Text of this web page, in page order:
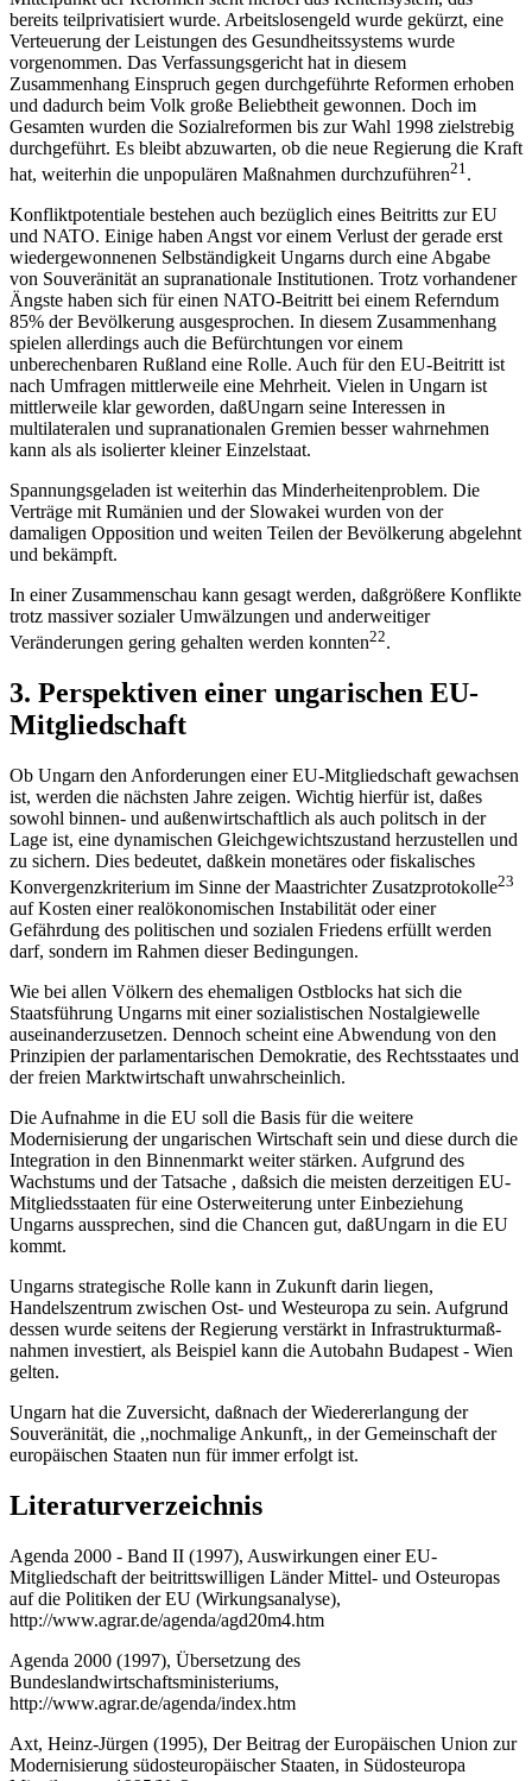
bereits teilprivatisiert wurde. Arbeitslosengeld wurde gekürzt, eine
Verteuerung der Leistungen des Gesundheitssystems wurde
vorgenommen. Das Verfassungsgericht hat in diesem
Zusammenhang Einspruch gegen durchgeführte Reformen erhoben
und dadurch beim Volk große Beliebtheit gewonnen. Doch im
Gesamten wurden die Sozialreformen bis zur Wahl 1998 zielstrebig
durchgeführt. Es bleibt abzuwarten, ob die neue Regierung die Kraft
hat, weiterhin die unpopulären Maßnahmen durchzuführen21 .
Konfliktpotentiale bestehen auch bezüglich eines Beitritts zur EU
und NATO. Einige haben Angst vor einem Verlust der gerade erst
wiedergewonnenen Selbständigkeit Ungarns durch eine Abgabe
von Souveränität an supranationale Institutionen. Trotz vorhandener
Ängste haben sich für einen NATO-Beitritt bei einem Referndum
85% der Bevölkerung ausgesprochen. In diesem Zusammenhang
spielen allerdings auch die Befürchtungen vor einem
unberechenbaren Rußland eine Rolle. Auch für den EU-Beitritt ist
nach Umfragen mittlerweile eine Mehrheit. Vielen in Ungarn ist
mittlerweile klar geworden, daßUngarn seine Interessen in
multilateralen und supranationalen Gremien besser wahrnehmen
kann als als isolierter kleiner Einzelstaat.
Spannungsgeladen ist weiterhin das Minderheitenproblem. Die
Verträge mit Rumänien und der Slowakei wurden von der
damaligen Opposition und weiten Teilen der Bevölkerung abgelehnt
und bekämpft.
In einer Zusammenschau kann gesagt werden, daßgrößere Konflikte
trotz massiver sozialer Umwälzungen und anderweitiger
Veränderungen gering gehalten werden konnten22.
3. Perspektiven einer ungarischen EU-
Mitgliedschaft
Ob Ungarn den Anforderungen einer EU-Mitgliedschaft gewachsen
ist, werden die nächsten Jahre zeigen. Wichtig hierfür ist, daßes
sowohl binnen- und außenwirtschaftlich als auch politsch in der
Lage ist, eine dynamischen Gleichgewichtszustand herzustellen und
zu sichern. Dies bedeutet, daßkein monetäres oder fiskalisches
Konvergenzkriterium im Sinne der Maastrichter Zusatzprotokolle23
auf Kosten einer realökonomischen Instabilität oder einer
Gefährdung des politischen und sozialen Friedens erfüllt werden
darf, sondern im Rahmen dieser Bedingungen.
Wie bei allen Völkern des ehemaligen Ostblocks hat sich die
Staatsführung Ungarns mit einer sozialistischen Nostalgiewelle
auseinanderzusetzen. Dennoch scheint eine Abwendung von den
Prinzipien der parlamentarischen Demokratie, des Rechtsstaates und
der freien Marktwirtschaft unwahrscheinlich.
Die Aufnahme in die EU soll die Basis für die weitere
Modernisierung der ungarischen Wirtschaft sein und diese durch die
Integration in den Binnenmarkt weiter stärken. Aufgrund des
Wachstums und der Tatsache , daßsich die meisten derzeitigen EU-
Mitgliedsstaaten für eine Osterweiterung unter Einbeziehung
Ungarns aussprechen, sind die Chancen gut, daßUngarn in die EU
kommt.
Ungarns strategische Rolle kann in Zukunft darin liegen,
Handelszentrum zwischen Ost- und Westeuropa zu sein. Aufgrund
dessen wurde seitens der Regierung verstärkt in Infrastrukturmaß-
nahmen investiert, als Beispiel kann die Autobahn Budapest - Wien
gelten.
Ungarn hat die Zuversicht, daßnach der Wiedererlangung der
Souveränität, die ,,nochmalige Ankunft,, in der Gemeinschaft der
europäischen Staaten nun für immer erfolgt ist.
Literaturverzeichnis
Agenda 2000 - Band II (1997), Auswirkungen einer EU-
Mitgliedschaft der beitrittswilligen Länder Mittel- und Osteuropas
auf die Politiken der EU (Wirkungsanalyse),
http://www.agrar.de/agenda/agd20m4.htm
Agenda 2000 (1997), Übersetzung des
Bundeslandwirtschaftsministeriums,
http://www.agrar.de/agenda/index.htm
Axt, Heinz-Jürgen (1995), Der Beitrag der Europäischen Union zur
Modernisierung südosteuropäischer Staaten, in Südosteuropa